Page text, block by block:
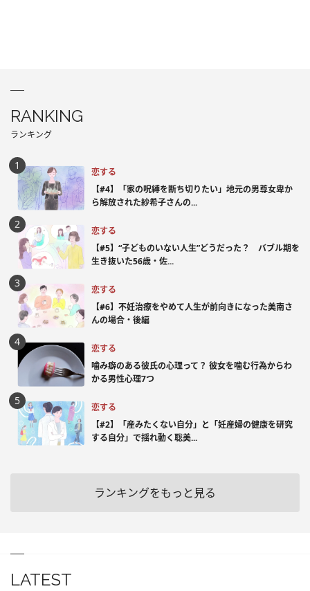
RANKING
ランキング
恋する
【#4】「家の呪縛を断ち切りたい」地元の男尊女卑か
ら解放された紗希子さんの...
恋する
【#5】“子どものいない人生”どうだった？ バブル期を
生き抜いた56歳・佐...
恋する
【#6】不妊治療をやめて人生が前向きになった美南さ
んの場合・後編
恋する
噛み癖のある彼氏の心理って？ 彼女を噛む行為からわ
かる男性心理7つ
恋する
【#2】「産みたくない自分」と「妊産婦の健康を研究
する自分」で揺れ動く聡美...
ランキングをもっと見る
LATEST